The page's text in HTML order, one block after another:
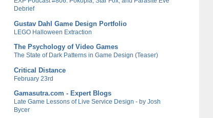
Debrief
Gustav Dahl Game Design Portfolio
LEGO Halloween Extraction
The Psychology of Video Games
The State of Dark Patterns in Game Design (Teaser)
Critical Distance
February 23rd
Gamasutra.com - Expert Blogs
Late Game Lessons of Live Service Design - by Josh
Bycer